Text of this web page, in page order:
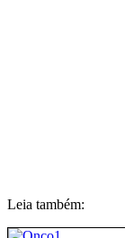
Leia também: